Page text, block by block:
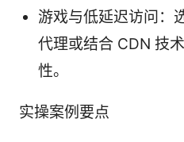
游戏与低延迟访问：
代理或结合 CDN 技
性。
实操案例要点